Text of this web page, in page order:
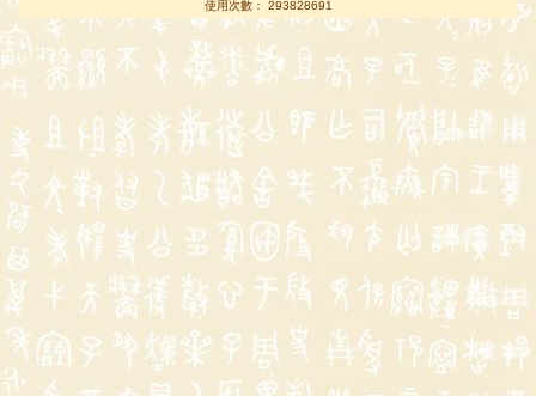
使用次數： 293828691